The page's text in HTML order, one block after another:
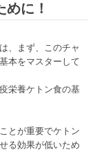
に！
、まず、このチャ
本をマスターして
栄養ケトン食の基
とが重要でケトン
る効果が低いため